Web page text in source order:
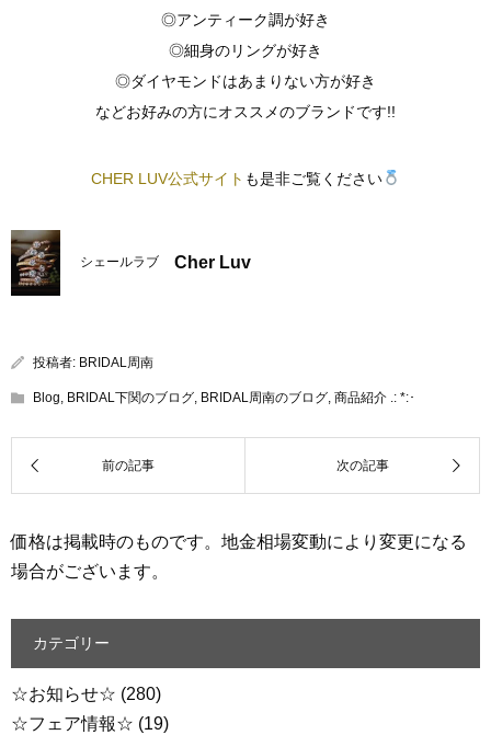
◎アンティーク調が好き
◎細身のリングが好き
◎ダイヤモンドはあまりない方が好き
などお好みの方にオススメのブランドです!!
CHER LUV公式サイト も是非ご覧ください
シェールラブ Cher Luv
投稿者: BRIDAL周南
Blog BRIDAL下関のブログ BRIDAL周南のブログ 商品紹介 .: *:･
価格は掲載時のものです。地金相場変動により変更になる
場合がございます。
カテゴリー
☆お知らせ☆ (280)
☆フェア情報☆ (19)